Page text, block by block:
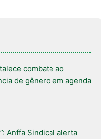
combate ao
de gênero em agenda
Anffa Sindical alerta